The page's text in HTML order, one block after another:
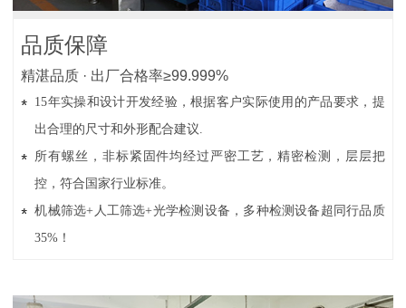
品质保障
精湛品质 · 出厂合格率≥99.999%
15年实操和设计开发经验，根据客户实际使用的产品要求，提
出合理的尺寸和外形配合建议.
所有螺丝，非标紧固件均经过严密工艺，精密检测，层层把
控，符合国家行业标准。
机械筛选+人工筛选+光学检测设备，多种检测设备超同行品质
35%！